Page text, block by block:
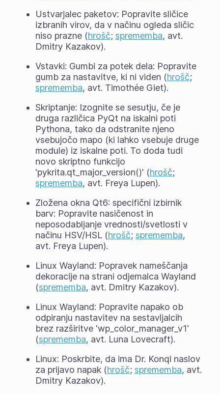
Ustvarjalec paketov: Popravite sličice
izbranih virov, da v načinu ogleda sličic
niso prazne (hrošč; sprememba, avt.
Dmitry Kazakov).
Vstavki: Gumbi za potek dela: Popravite
gumb za nastavitve, ki ni viden (hrošč;
sprememba, avt. Timothée Giet).
Skriptanje: Izognite se sesutju, če je
druga različica PyQt na iskalni poti
Pythona, tako da odstranite njeno
vsebujočo mapo (ki lahko vsebuje druge
module) iz iskalne poti. To doda tudi
novo skriptno funkcijo
'pykrita.qt_major_version()' (hrošč;
sprememba, avt. Freya Lupen).
Zložena okna Qt6: specifični izbirnik
barv: Popravite nasičenost in
neposodabljanje vrednosti/svetlosti v
načinu HSV/HSL (hrošč; sprememba,
avt. Freya Lupen).
Linux Wayland: Popravek nameščanja
dekoracije na strani odjemalca Wayland
(sprememba, avt. Dmitry Kazakov).
Linux Wayland: Popravite napako ob
odpiranju nastavitev na sestavljalcih
brez razširitve 'wp_color_manager_v1'
(sprememba, avt. Luna Lovecraft).
Linux: Poskrbite, da ima Dr. Konqi naslov
za prijavo napak (hrošč; sprememba, avt.
Dmitry Kazakov).